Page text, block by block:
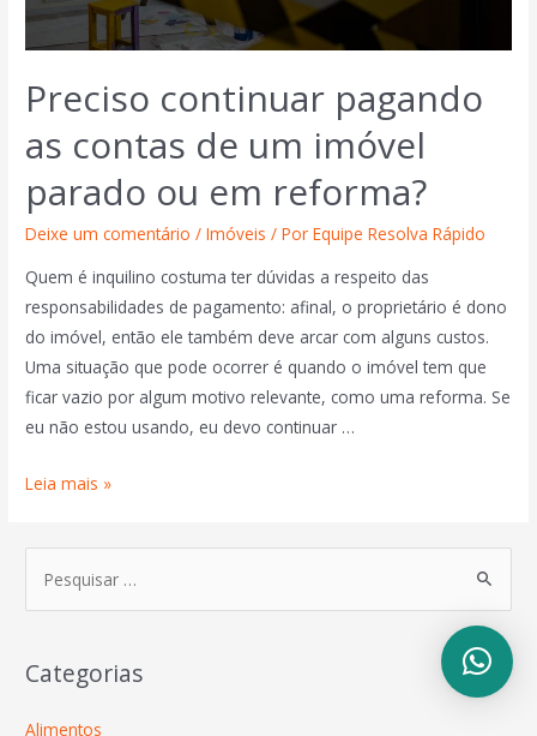
Preciso continuar pagando
as contas de um imóvel
parado ou em reforma?
Deixe um comentário /Imóveis / PorEquipe Resolva Rápido
Quem é inquilino costuma ter dúvidas a respeito das
responsabilidades de pagamento: afinal, o proprietário é dono
do imóvel, então ele também deve arcar com alguns custos.
Uma situação que pode ocorrer é quando o imóvel tem que
ficar vazio por algum motivo relevante, como uma reforma. Se
eu não estou usando, eu devo continuar …
Leia mais »
Categorias
Alimentos